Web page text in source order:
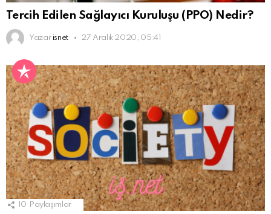
Tercih Edilen Sağlayıcı Kuruluşu (PPO) Nedir?
Yazar isnet 27 Aralık 2020, 05:41
10 Paylaşımlar